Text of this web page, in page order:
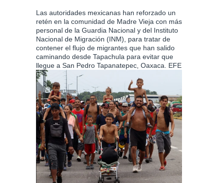
Las autoridades mexicanas han reforzado un
retén en la comunidad de Madre Vieja con más
personal de la Guardia Nacional y del Instituto
Nacional de Migración (INM), para tratar de
contener el flujo de migrantes que han salido
caminando desde Tapachula para evitar que
llegue a San Pedro Tapanatepec, Oaxaca. EFE